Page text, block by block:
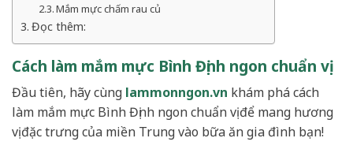
Mắm mực chấm rau củ
Đọc thêm:
Cách làm mắm mực Bình Định ngon chuẩn vị
Đầu tiên, hãy cùng lammonngon.vn khám phá cách
làm mắm mực Bình Định ngon chuẩn vị để mang hương
vị đặc trưng của miền Trung vào bữa ăn gia đình bạn!